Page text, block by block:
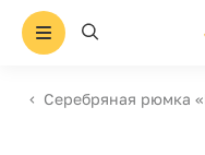
Серебряная рюмка